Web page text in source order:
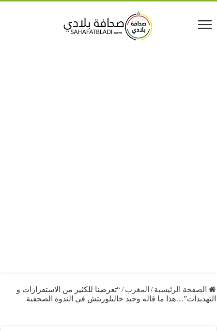
الرئيسية /المغرب/“تعرضنا للكثير من الاستفزازات و
ما قاله وحيد خاليلوزيتش في الندوة الصحفية